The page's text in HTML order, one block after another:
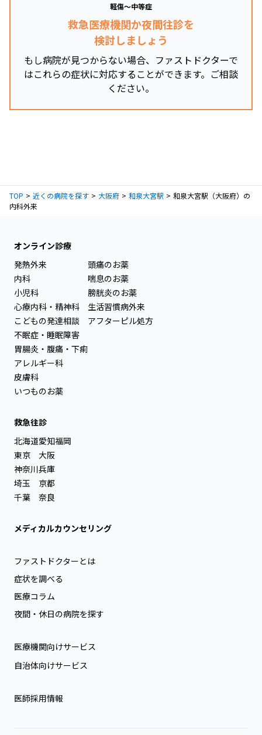
軽傷～中等症
救急医療機関か夜間往診を
検討しましょう
もし病院が見つからない場合、ファストドクターで
はこれらの症状に対応することができます。ご相談
ください。
TOP 近くの病院を探す 大阪府 和泉大宮駅
和泉大宮駅（大阪府）の
内科外来
オンライン診療
発熱外来
内科
小児科
心療内科・精神科
こどもの発達相談
不眠症・睡眠障害
胃腸炎・腹痛・下痢
アレルギー科
皮膚科
いつものお薬
頭痛のお薬
喘息のお薬
膀胱炎のお薬
生活習慣病外来
アフターピル処方
救急往診
北海道
東京
神奈川
埼玉
千葉
愛知
大阪
兵庫
京都
奈良
福岡
メディカルカウンセリング
ファストドクターとは
症状を調べる
医療コラム
夜間・休日の病院を探す
医療機関向けサービス
自治体向けサービス
医師採用情報